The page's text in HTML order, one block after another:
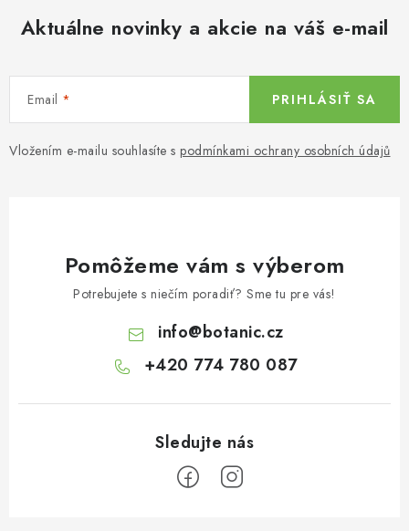
Aktuálne novinky a akcie na váš e-mail
Email
Vložením e-mailu souhlasíte s podmínkami ochrany osobních údajů
PRIHLÁSIŤ SA
Pomôžeme vám s výberom
Potrebujete s niečím poradiť? Sme tu pre vás!
info@botanic.cz
+420 774 780 087